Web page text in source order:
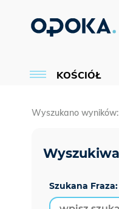
KOŚCIÓŁ
Wyszukano wyników:
Szukana Fraza: